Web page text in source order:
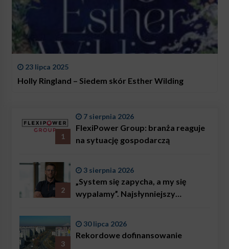
23 lipca 2025
Holly Ringland – Siedem skór Esther Wilding
1
7 sierpnia 2026
FlexiPower Group: branża reaguje
na sytuację gospodarczą
2
3 sierpnia 2026
„System się zapycha, a my się
wypalamy”. Najsłynniejszy
problemem są nie tylko choroby
3
30 lipca 2026
Rekordowe dofinansowanie